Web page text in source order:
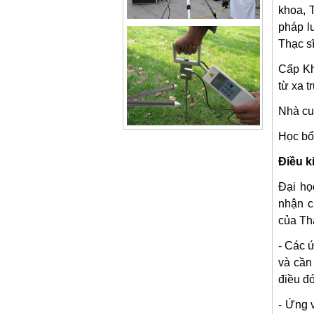
khoa,
pháp
Thạc
Cấp
từ xa
Nhà
Học
Điều
Đại
nhận
của
- Các
và
điều
- Ứng